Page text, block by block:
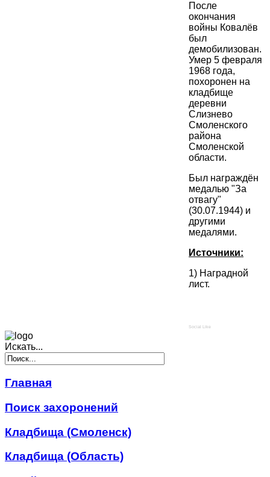
После
окончания
войны Ковалёв
был
демобилизован.
Умер 5 февраля
1968 года,
похоронен на
кладбище
деревни
Слизнево
Смоленского
района
Смоленской
области.
Был награждён
медалью "За
отвагу"
(30.07.1944) и
другими
медалями.
Источники:
1) Наградной
лист.
Social Like
Искать...
Главная
Поиск захоронений
Кладбища (Смоленск)
Кладбища (Область)